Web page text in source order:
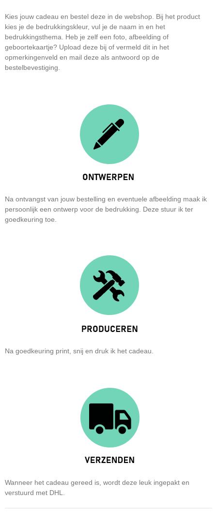
Kies jouw cadeau en bestel deze in de webshop. Bij het product
kies je de bedrukkingskleur, vul je de naam in en het
bedrukkingsthema. Heb je zelf een foto, afbeelding of
geboortekaartje? Upload deze bij of vermeld dit in het
opmerkingenveld en mail deze als antwoord op de
bestelbevestiging.
Na ontvangst van jouw bestelling en eventuele afbeelding maak ik
persoonlijk een ontwerp voor de bedrukking. Deze stuur ik ter
goedkeuring toe.
Na goedkeuring print, snij en druk ik het cadeau.
Wanneer het cadeau gereed is, wordt deze leuk ingepakt en
verstuurd met DHL.